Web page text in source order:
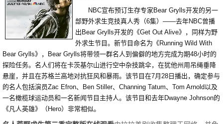
NBC宣布预订生存专家Bear Grylls开发的另一
部野外求生竞技真人秀（6集）——去年NBC曾播
出Bear Grylls开发的《Get Out Alive》，同样为野
外求生节目。新节目命名为《Running Wild With
Bear Grylls》，Bear Grylls将带领一群名人到偏僻的地方完成为期48小时的
探险任务。名人们将在卡茨基尔山进行空中杂技跳伞，在犹他州用吊绳垂降
悬崖，并且在苏格兰高地对抗狂风和暴雨。该节目在7月28日播出，确定参与
的名人包括演员Zac Efron、Ben Stiller、Channing Tatum、Tom Arnold以及
一名橄榄球运动员和一名新闻节目主持人。该节目和去年Dwayne Johnson的
《凡人英雄》（Hero）非常相似。